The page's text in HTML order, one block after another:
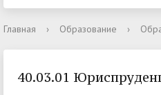
Главная › Образование ›
40.03.01